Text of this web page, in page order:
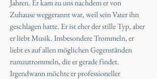
Jahren. Er kam zu uns nachdem er von
Zuhause weggerannt war, weil sein Vater ihn
geschlagen hatte. Er ist eher der stille Typ, aber
er liebt Musik. Insbesondere Trommeln, er
liebt es auf allen möglichen Gegenständen
rumzutrommeln, die er gerade findet.
Irgendwann möchte er professioneller